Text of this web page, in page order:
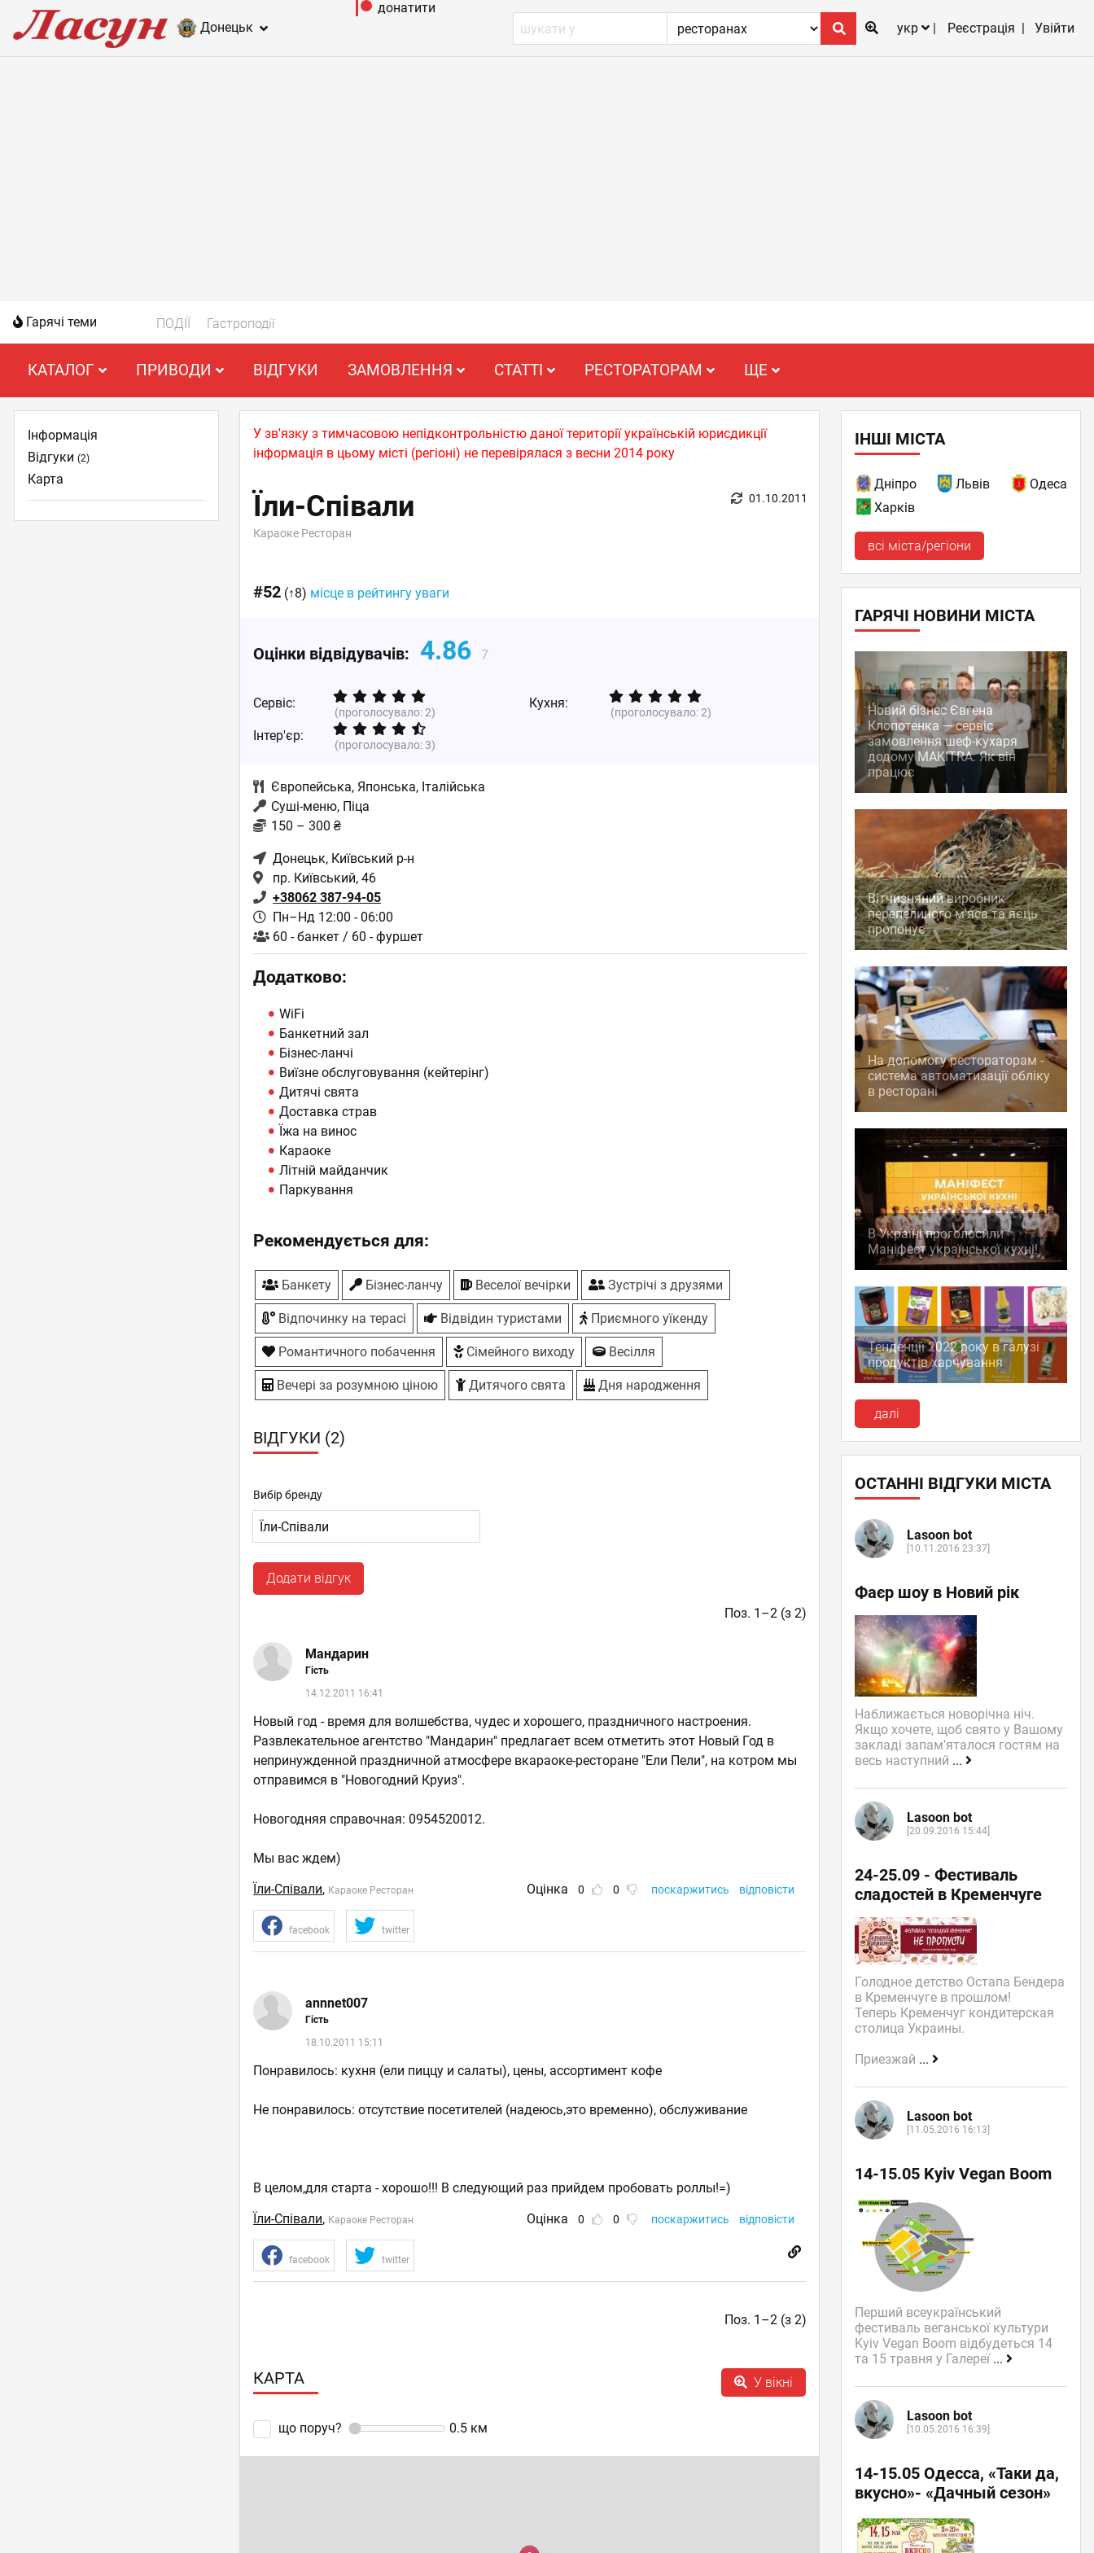
Донецьк
донатити
укр
Реєстрація Увійти
Гарячі теми ПОДІЇ Гастроподії
КАТАЛОГ ПРИВОДИ ВІДГУКИ ЗАМОВЛЕННЯ СТАТТІ РЕСТОРАТОРАМ ЩЕ
У зв'язку з тимчасовою непідконтрольністю даної території українській юрисдикції
інформація в цьому місті (регіоні) не перевірялася з весни 2014 року
Їли-Співали
Караоке Ресторан
01.10.2011
#52 (↑8) місце в рейтингу уваги
Оцінки відвідувачів: 4.86 7
Сервіс:
(проголосувало:2)
Кухня:
(проголосувало:2)
Інтер'єр:
(проголосувало:3)
Європейська, Японська, Італійська
Суші-меню, Піца
150 – 300 ₴
Донецьк, Київський р-н
пр. Київський, 46
+38062 387-94-05
Пн–Нд 12:00 - 06:00
60 - банкет / 60 - фуршет
Додатково:
WiFi
Банкетний зал
Бізнес-ланчі
Виїзне обслуговування (кейтерінг)
Дитячі свята
Доставка страв
Їжа на винос
Караоке
Літній майданчик
Паркування
Рекомендується для:
Банкету Бiзнес-ланчу Веселої вечірки Зустрічі з друзями
Відпочинку на терасі Відвідин туристами Приємного уїкенду
Романтичного побачення Сімейного виходу Весілля
Вечері за розумною ціною Дитячого свята Дня народження
ВІДГУКИ (2)
Вибір бренду
Додати відгук
Поз. 1–2 (з 2)
Мандарин
Гість
14.12.2011 16:41
Новый год - время для волшебства, чудес и хорошего, праздничного настроения.
Развлекательное агентство "Мандарин" предлагает всем отметить этот Новый Год в
непринужденной праздничной атмосфере вкараоке-ресторане "Ели Пели", на котром мы
отправимся в "Новогодний Круиз".
Новогодняя справочная: 0954520012.
Мы вас ждем)
Їли-Співали, Караоке Ресторан Оцінка 0 0 поскаржитись відповісти
facebook twitter
annnet007
Гість
18.10.2011 15:11
Понравилось: кухня (ели пиццу и салаты), цены, ассортимент кофе
Не понравилось: отсутствие посетителей (надеюсь,это временно), обслуживание
В целом,для старта - хорошо!!! В следующий раз прийдем пробовать роллы!=)
Їли-Співали, Караоке Ресторан Оцінка 0 0 поскаржитись відповісти
facebook twitter
Поз. 1–2 (з 2)
КАРТА У вікні
що поруч? 0.5 км
Інформація
Відгуки(2)
Карта
ІНШІ МІСТА
Дніпро Львів
Одеса
Харків
всі міста/регіони
ГАРЯЧІ НОВИНИ МІСТА
Новий бізнес Євгена
Клопотенка — сервіс
замовлення шеф-кухаря
додому MAKITRA. Як він
працює
Вітчизняний виробник
перепелиного м'яса та яєць
пропонує
На допомогу рестораторам -
система автоматизації обліку
в ресторані
В Україні проголосили
Маніфест української кухні!
Тенденції 2022 року в галузі
продуктів харчування
далі
ОСТАННІ ВІДГУКИ МІСТА
Lasoon bot
[10.11.2016 23:37]
Фаєр шоу в Новий рік
Наближається новорічна ніч.
Якщо хочете, щоб свято у Вашому
закладі запам'яталося гостям на
весь наступний ...
Lasoon bot
[20.09.2016 15:44]
24-25.09 - Фестиваль
сладостей в Кременчуге
Голодное детство Остапа Бендера
в Кременчуге в прошлом!
Теперь Кременчуг кондитерская
столица Украины.
Приезжай ...
Lasoon bot
[11.05.2016 16:13]
14-15.05 Kyiv Vegan Boom
Перший всеукраїнський
фестиваль веганської культури
Kyiv Vegan Boom відбудеться 14
та 15 травня у Галереї ...
Lasoon bot
[10.05.2016 16:39]
14-15.05 Одесса, «Таки да,
вкусно»- «Дачный сезон»